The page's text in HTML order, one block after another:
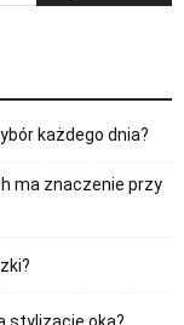
każdego dnia?
ma znaczenie przy